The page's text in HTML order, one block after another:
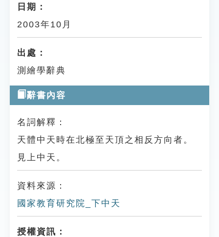
貓頭鷹博士
日期：
2003年10月
出處：
測繪學辭典
辭書內容
名詞解釋：
天體中天時在北極至天頂之相反方向者。
見上中天。
資料來源：
國家教育研究院_下中天
授權資訊：